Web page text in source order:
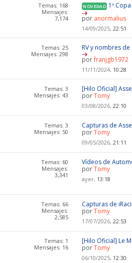
Temas: 168
Mensajes:
7,174
NOVEDAD 1º
por anormalius
14/09/2025,22:51
Temas: 25
Mensajes: 298
RV y nombres
porfranjgb1972
11/11/2024, 10:28
Temas: 3
Mensajes: 43
[Hilo Oficial]
porTomy
03/08/2026,22:10
Temas: 3
Mensajes: 50
Capturas de
porTomy
09/05/2026,21:11
Temas: 60
Mensajes:
3,341
Vídeos de
porTomy
ayer, 13:18
Temas: 66
Mensajes:
2,585
Capturas de
porTomy
17/07/2026,22:53
Temas: 1
Mensajes: 16
[Hilo Oficial] Le
porTomy
06/10/2025, 12:30